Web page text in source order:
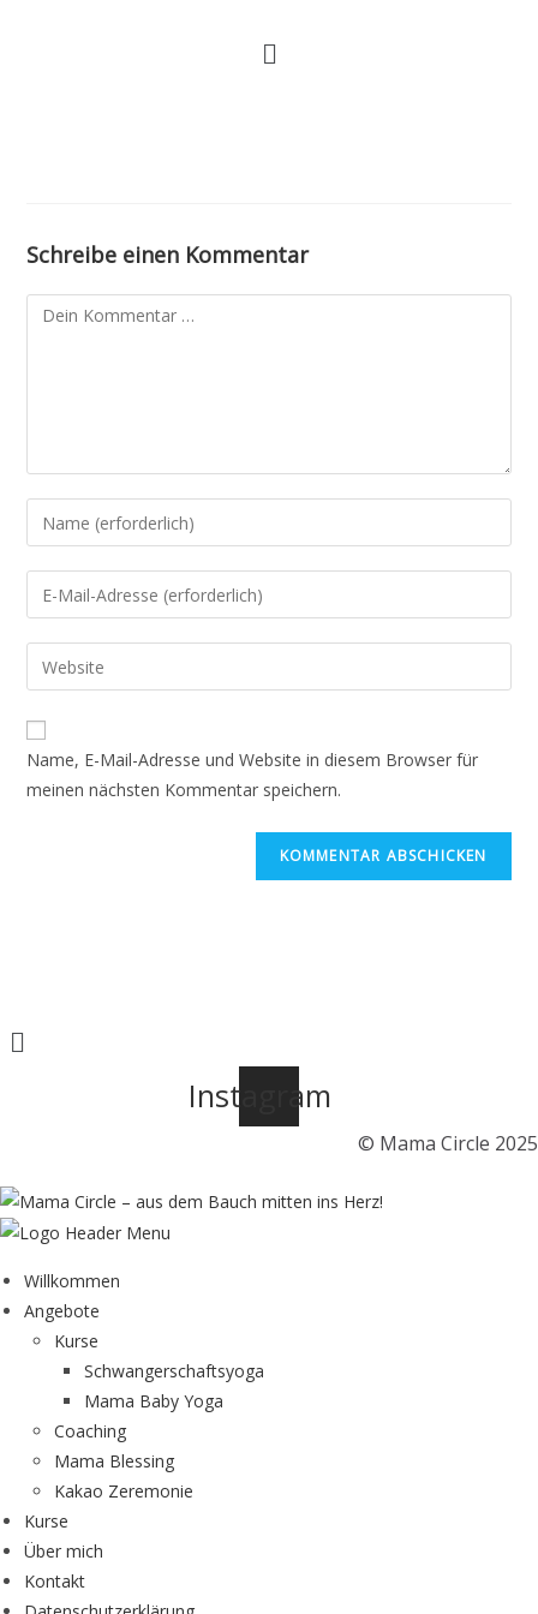
Schreibe einen Kommentar
Kommentar
Gib
deinen
Namen
oder
zum
Kommentieren
ein
Gib
deine
E-
Mail-
zum
Kommentieren
ein
Gib
deine
Website-
URL
Name, E-Mail-Adresse und Website in diesem Browser für
meinen nächsten Kommentar speichern.
Instagram
© Mama Circle 2025
Willkommen
Angebote
Kurse
Schwangerschaftsyoga
Mama Baby Yoga
Coaching
Mama Blessing
Kakao Zeremonie
Kurse
Über mich
Kontakt